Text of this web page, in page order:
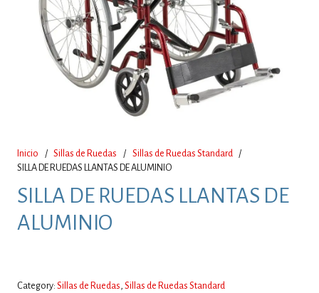
Inicio / Sillas de Ruedas / Sillas de Ruedas Standard
/
SILLA DE RUEDAS LLANTAS DE ALUMINIO
SILLA DE RUEDAS LLANTAS DE
ALUMINIO
Category: Sillas de Ruedas , Sillas de Ruedas Standard